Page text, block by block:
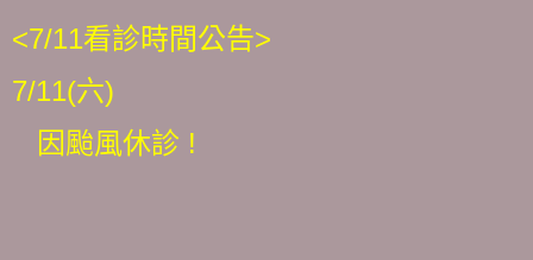
<7/11看診時間公告>
7/11(六)
因颱風休診 !